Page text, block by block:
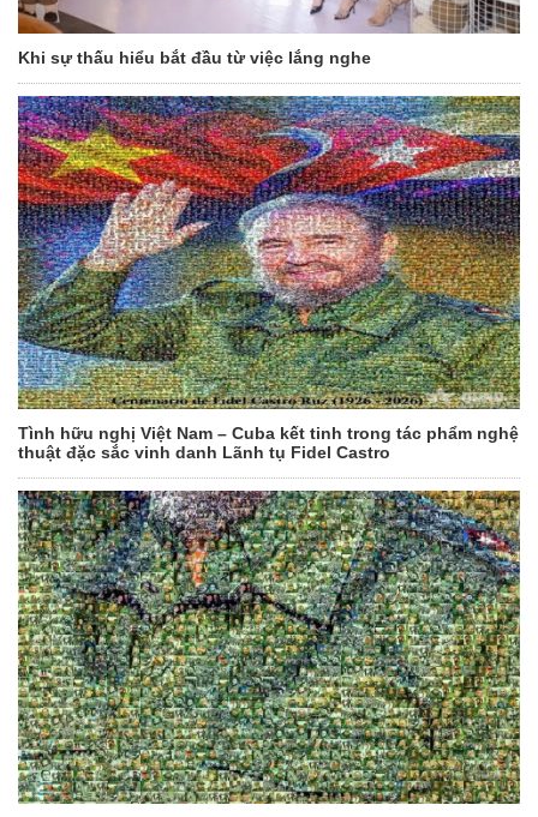
Khi sự thấu hiểu bắt đầu từ việc lắng nghe
Tình hữu nghị Việt Nam – Cuba kết tinh trong tác phẩm nghệ
thuật đặc sắc vinh danh Lãnh tụ Fidel Castro